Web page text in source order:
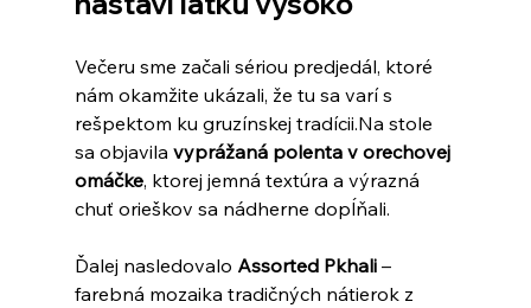
Večeru sme začali sériou predjedál, ktoré
nám okamžite ukázali, že tu sa varí s
rešpektom ku gruzínskej tradícii.Na stole
sa objavila vyprážaná polenta v orechovej
omáčke, ktorej jemná textúra a výrazná
chuť orieškov sa nádherne dopĺňali.
Ďalej nasledovalo Assorted Pkhali –
farebná mozaika tradičných nátierok z